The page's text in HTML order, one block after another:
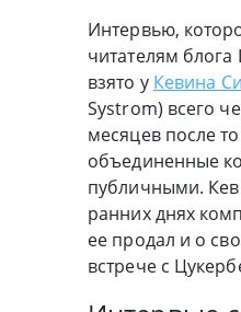
Интервью,
читателям
взято у Кевина
Systrom) всего
месяцев после
объединенные
публичными.
ранних днях
ее продал и о
встрече с